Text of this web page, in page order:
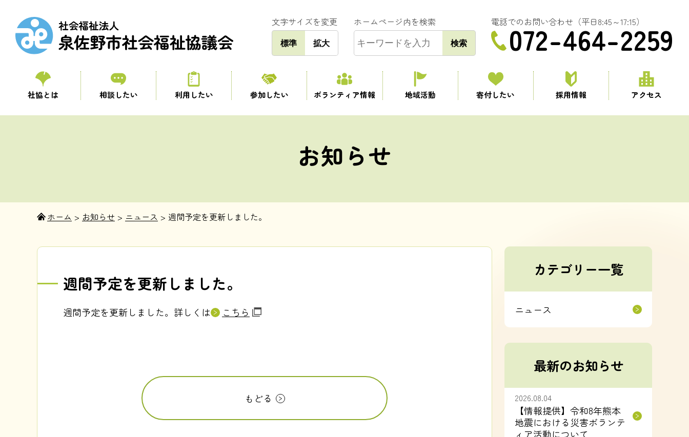
文字サイズを変更
標準 拡大
ホームページ内を検索
検索
電話でのお問い合わせ（平日8:45～17:15）
072-464-2259
社協とは 相談したい 利用したい 参加したい ボランティア情報 地域活動 寄付したい 採用情報 アクセス
お知らせ
ホーム > お知らせ > ニュース > 週間予定を更新しました。
週間予定を更新しました。
週間予定を更新しました。詳しくは こちら
もどる
カテゴリー一覧
ニュース
最新のお知らせ
2026.08.04
【情報提供】令和8年熊本
地震における災害ボランテ
ィア活動について